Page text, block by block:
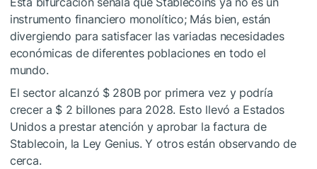
instrumento financiero monolítico; Más bien, están
divergiendo para satisfacer las variadas necesidades
económicas de diferentes poblaciones en todo el
mundo.
El sector alcanzó $ 280B por primera vez y podría
crecer a $ 2 billones para 2028. Esto llevó a Estados
Unidos a prestar atención y aprobar la factura de
Stablecoin, la Ley Genius. Y otros están observando de
cerca.